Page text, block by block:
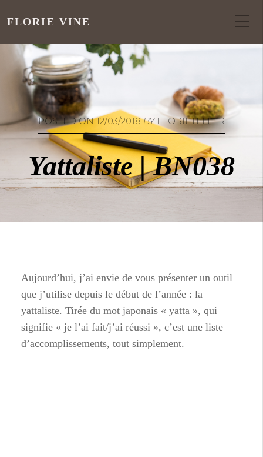
FLORIE VINE
POSTED ON12/03/2018BYFLORIETELLER
Yattaliste | BN038
Aujourd’hui, j’ai envie de vous présenter un outil
que j’utilise depuis le début de l’année : la
yattaliste. Tirée du mot japonais « yatta », qui
signifie « je l’ai fait/j’ai réussi », c’est une liste
d’accomplissements, tout simplement.